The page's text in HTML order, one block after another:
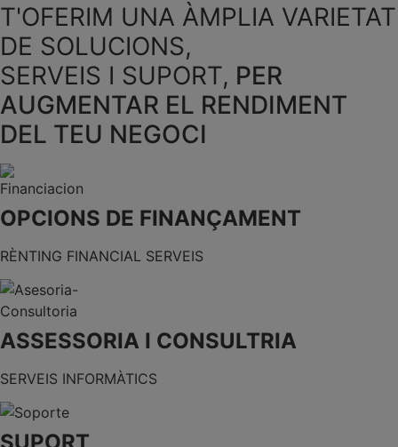
T'OFERIM UNA ÀMPLIA VARIETAT
DE SOLUCIONS,
SERVEIS I SUPORT, PER
AUGMENTAR EL RENDIMENT
DEL TEU NEGOCI
OPCIONS DE FINANÇAMENT
RÈNTING FINANCIAL SERVEIS
ASSESSORIA I CONSULTRIA
SERVEIS INFORMÀTICS